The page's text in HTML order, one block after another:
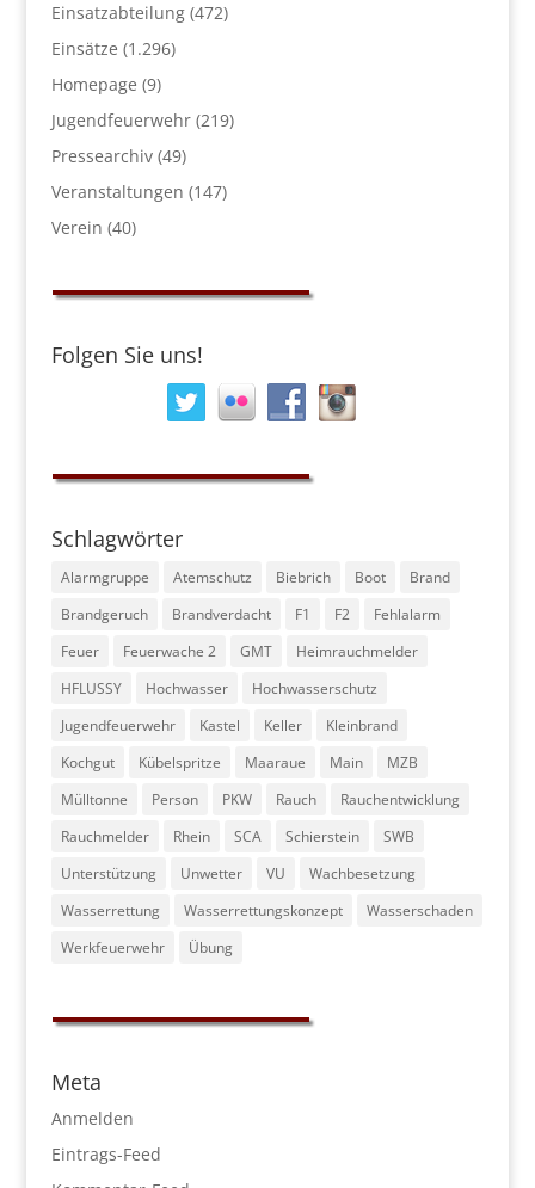
Einsatzabteilung(472)
Einsätze (1.296)
Homepage (9)
Jugendfeuerwehr(219)
Pressearchiv(49)
Veranstaltungen (147)
Verein (40)
Folgen Sie uns!
Schlagwörter
Alarmgruppe Atemschutz Biebrich Boot
Brand
Brandgeruch
Brandverdacht F1 F2
Fehlalarm
Feuer
Feuerwache 2 GMT
Heimrauchmelder
HFLUSSY
Hochwasser
Hochwasserschutz
Jugendfeuerwehr
Kastel Keller
Kleinbrand
Kochgut
Kübelspritze Maaraue Main
MZB
Mülltonne
Person PKW Rauch
Rauchentwicklung
Rauchmelder
Rhein SCA Schierstein
SWB
Unterstützung
Unwetter VU
Wachbesetzung
Wasserrettung
Wasserrettungskonzept
Wasserschaden
Werkfeuerwehr
Übung
Meta
Anmelden
Eintrags-Feed